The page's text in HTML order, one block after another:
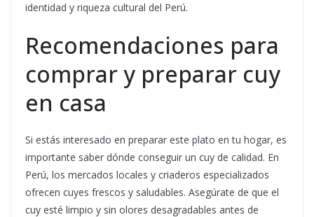
identidad y riqueza cultural del Perú.
Recomendaciones para
comprar y preparar cuy
en casa
Si estás interesado en preparar este plato en tu hogar, es
importante saber dónde conseguir un cuy de calidad. En
Perú, los mercados locales y criaderos especializados
ofrecen cuyes frescos y saludables. Asegúrate de que el
cuy esté limpio y sin olores desagradables antes de